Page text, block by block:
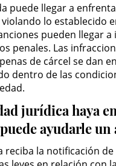
puede llegar a
lo establecido
pueden llegar
penales. Las
de cárcel se dan
dentro de las
jurídica haya
ayudarle un
la notificación